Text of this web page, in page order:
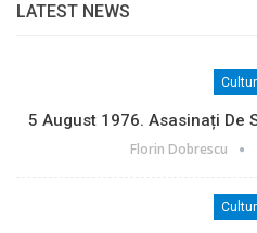
LATEST NEWS
5 August 1976. Asasinați De
Florin Dobrescu